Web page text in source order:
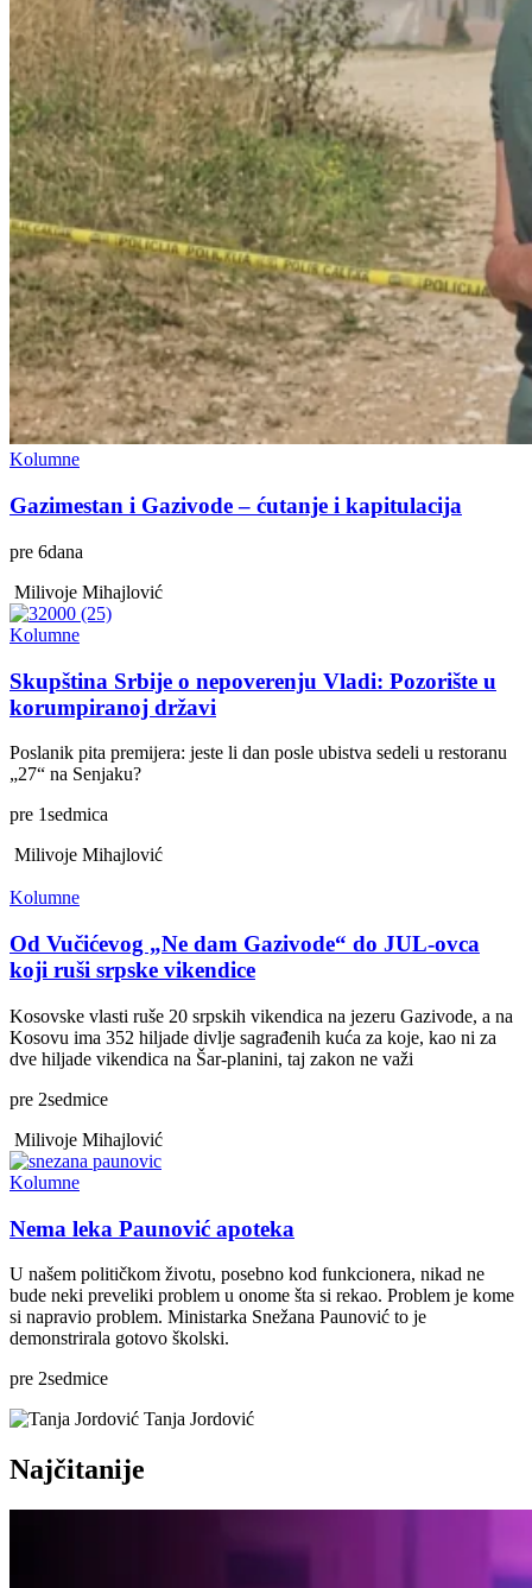
Kolumne
Gazimestan i Gazivode – ćutanje i kapitulacija
pre 6dana
Milivoje Mihajlović
Kolumne
Skupština Srbije o nepoverenju Vladi: Pozorište u
korumpiranoj državi
Poslanik pita premijera: jeste li dan posle ubistva sedeli u restoranu
„27“ na Senjaku?
pre 1sedmica
Milivoje Mihajlović
Kolumne
Od Vučićevog „Ne dam Gazivode“ do JUL-ovca
koji ruši srpske vikendice
Kosovske vlasti ruše 20 srpskih vikendica na jezeru Gazivode, a na
Kosovu ima 352 hiljade divlje sagrađenih kuća za koje, kao ni za
dve hiljade vikendica na Šar-planini, taj zakon ne važi
pre 2sedmice
Milivoje Mihajlović
Kolumne
Nema leka Paunović apoteka
U našem političkom životu, posebno kod funkcionera, nikad ne
bude neki preveliki problem u onome šta si rekao. Problem je kome
si napravio problem. Ministarka Snežana Paunović to je
demonstrirala gotovo školski.
pre 2sedmice
Tanja Jordović
Najčitanije